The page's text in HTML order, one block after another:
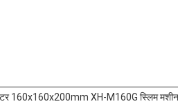
160x160x200mm XH-M160G स्लिम मशीन